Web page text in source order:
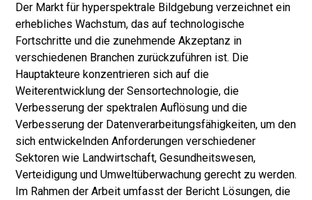
Der Markt für hyperspektrale Bildgebung verzeichnet ein
erhebliches Wachstum, das auf technologische
Fortschritte und die zunehmende Akzeptanz in
verschiedenen Branchen zurückzuführen ist. Die
Hauptakteure konzentrieren sich auf die
Weiterentwicklung der Sensortechnologie, die
Verbesserung der spektralen Auflösung und die
Verbesserung der Datenverarbeitungsfähigkeiten, um den
sich entwickelnden Anforderungen verschiedener
Sektoren wie Landwirtschaft, Gesundheitswesen,
Verteidigung und Umweltüberwachung gerecht zu werden.
Im Rahmen der Arbeit umfasst der Bericht Lösungen, die